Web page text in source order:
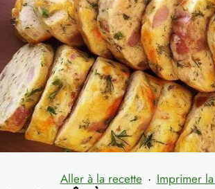
Aller à la recette · Imprimer